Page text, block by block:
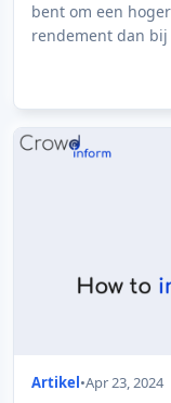
bent om een
rendement dan
Artikel •Apr 23, 2024